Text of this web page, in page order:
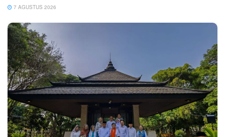
7 AGUSTUS 2026